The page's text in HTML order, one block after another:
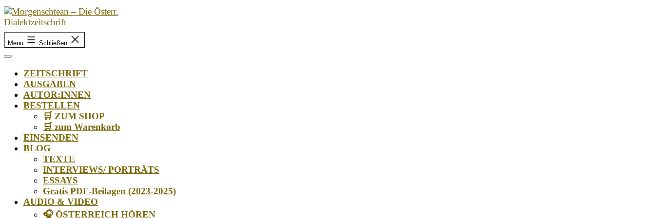
Zum
Inhalt
springen
Morgenschtean
Die
Dialektzeitschrift
Menü Schließen
ZEITSCHRIFT
AUSGABEN
AUTOR:INNEN
BESTELLEN
🛒 ZUM SHOP
🛒 zum Warenkorb
EINSENDEN
BLOG
TEXTE
INTERVIEWS/ PORTRÄTS
ESSAYS
Gratis PDF-Beilagen (2023-2025)
AUDIO & VIDEO
🎧 ÖSTERREICH HÖREN